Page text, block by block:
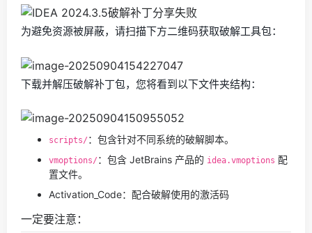
为避免资源被屏蔽，请扫描下方二维码获取破解工具包：
下载并解压破解补丁包，您将看到以下文件夹结构：
scripts/ ：包含针对不同系统的破解脚本。
vmoptions/ ：包含 JetBrains 产品的 idea.vmoptions 配
置文件。
Activation_Code：配合破解使用的激活码
一定要注意：